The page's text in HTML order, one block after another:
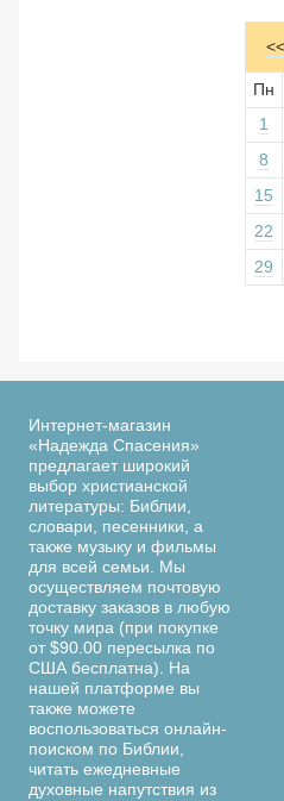
Пн
1
8
15
22
29
Интернет-магазин
«Надежда Спасения»
предлагает широкий
выбор христианской
литературы: Библии,
словари, песенники, а
также музыку и фильмы
для всей семьи. Мы
осуществляем почтовую
доставку заказов в любую
точку мира (при покупке
от $90.00 пересылка по
США бесплатна). На
нашей платформе вы
также можете
воспользоваться онлайн-
поиском по Библии,
читать ежедневные
духовные напутствия из